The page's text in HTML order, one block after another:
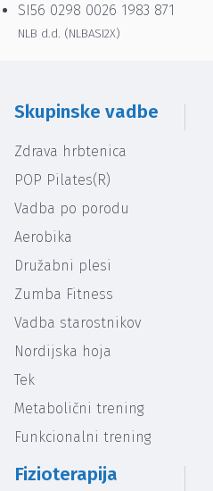
SI56 0298 0026 1983 871
NLB d.d. (NLBASI2X)
Skupinske vadbe
Zdrava hrbtenica
POP Pilates(R)
Vadba po porodu
Aerobika
Družabni plesi
Zumba Fitness
Vadba starostnikov
Nordijska hoja
Tek
Metabolični trening
Funkcionalni trening
Fizioterapija